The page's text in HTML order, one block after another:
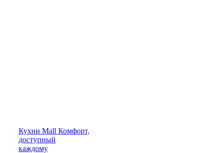
Кухни Mall Комфорт,
доступный
каждому